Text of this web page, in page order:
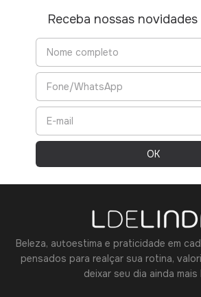
Receba nossas
Beleza, autoestima e praticidade em
pensados para realçar sua rotina,
deixar seu dia ainda mais